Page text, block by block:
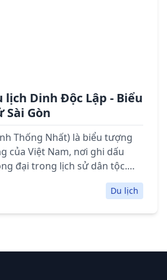
lịch Dinh Độc Lập - Biểu
Gòn
Thống Nhất) là biểu tượng
của Việt Nam, nơi ghi dấu
đại trong lịch sử dân tộc.
tham quan với đầy đủ thông
vé, điểm tham quan và vị trí
Du lịch